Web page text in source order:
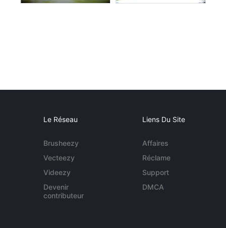
Le Réseau
Brusheezy
Vecteezy
Videezy
Devenir
contributeur
Liens Du Site
Affaires
Réclame
Support
DMCA